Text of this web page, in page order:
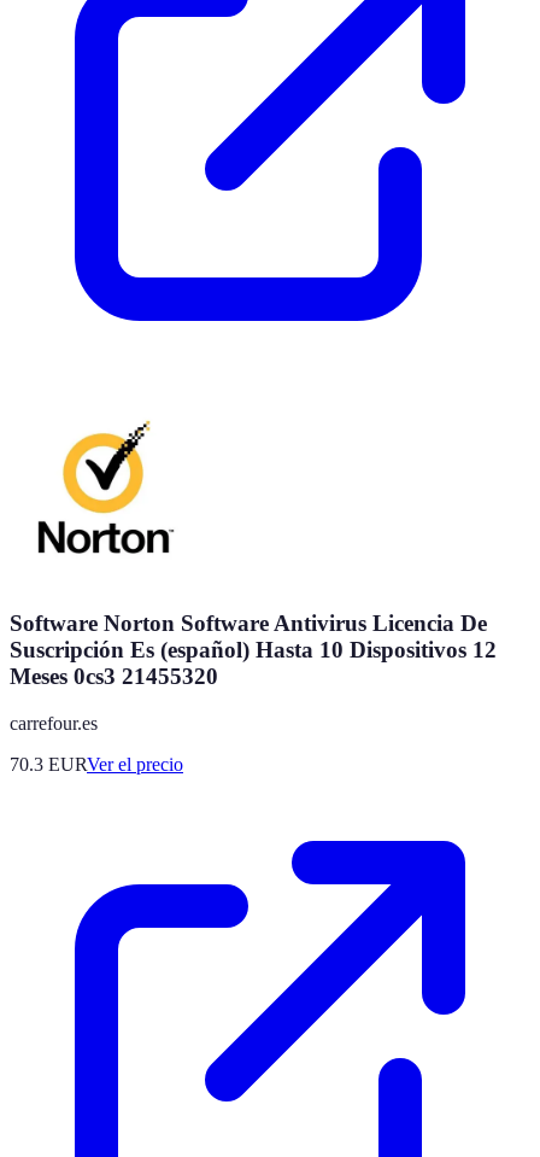
Software Norton Software Antivirus Licencia De
Suscripción Es (español) Hasta 10 Dispositivos 12
Meses 0cs3 21455320
carrefour.es
70.3 EURVer el precio